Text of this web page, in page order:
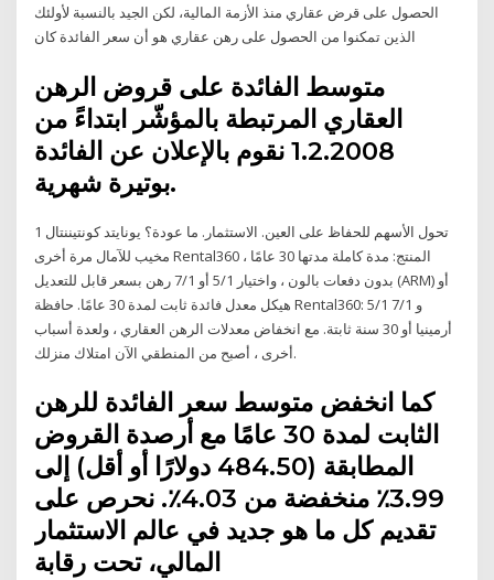
الحصول على قرض عقاري منذ الأزمة المالية، لكن الجيد بالنسبة لأولئك
الذين تمكنوا من الحصول على رهن عقاري هو أن سعر الفائدة كان
متوسط الفائدة على قروض الرهن
العقاري المرتبطة بالمؤشّر ابتداءً من
1.2.2008 نقوم بالإعلان عن الفائدة
بوتيرة شهرية.
1 تحول الأسهم للحفاظ على العين. الاستثمار. ما عودة؟ يونايتد كونتيننتال
مخيب للآمال مرة أخرى Rental360 المنتج: مدة كاملة مدتها 30 عامًا ،
بدون دفعات بالون ، واختيار 5/1 أو 7/1 رهن بسعر قابل للتعديل (ARM) أو
هيكل معدل فائدة ثابت لمدة 30 عامًا. حافظة Rental360: 5/1 و 7/1
أرمينيا أو 30 سنة ثابتة. مع انخفاض معدلات الرهن العقاري ، ولعدة أسباب
أخرى ، أصبح من المنطقي الآن امتلاك منزلك.
كما انخفض متوسط سعر الفائدة للرهن
الثابت لمدة 30 عامًا مع أرصدة القروض
المطابقة (484.50 دولارًا أو أقل) إلى
3.99٪ منخفضة من 4.03٪. نحرص على
تقديم كل ما هو جديد في عالم الاستثمار
المالي، تحت رقابة